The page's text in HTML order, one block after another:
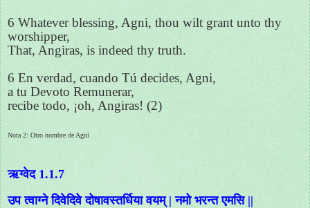
6 Whatever blessing, Agni, thou wilt grant unto thy
worshipper,
That, Angiras, is indeed thy truth.
6 En verdad, cuando Tú decides, Agni,
a tu Devoto Remunerar,
recibe todo, ¡oh, Angiras! (2)
Nota 2: Otro nombre de Agni
ऋग्वेद 1.1.7
उप त्वाग्ने दिवेदिवे दोषावस्तर्धिया वयम् | नमो भरन्त एमसि ||